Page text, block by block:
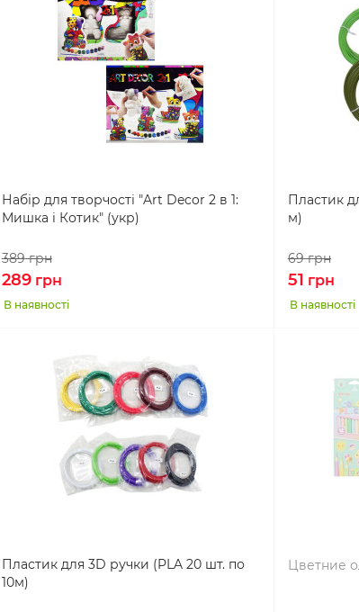
Набір для творчості "Art Decor 2 в 1:
Мишка і Котик" (укр)
389грн
289грн
В наявності
Пластик
м)
69грн
51 грн
В наявності
Пластик для 3D ручки (PLA 20 шт. по
10м)
Цветние